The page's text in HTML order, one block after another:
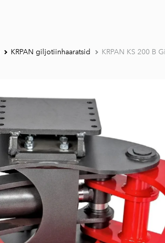
KRPAN giljotiinhaaratsid KRPAN KS 200 B